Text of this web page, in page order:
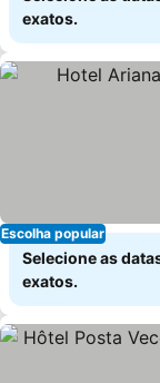
exatos.
Escolha popular
Selecione as
exatos.